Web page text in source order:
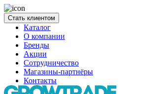
Стать клиентом
Каталог
О компании
Бренды
Акции
Сотрудничество
Магазины-партнёры
Контакты